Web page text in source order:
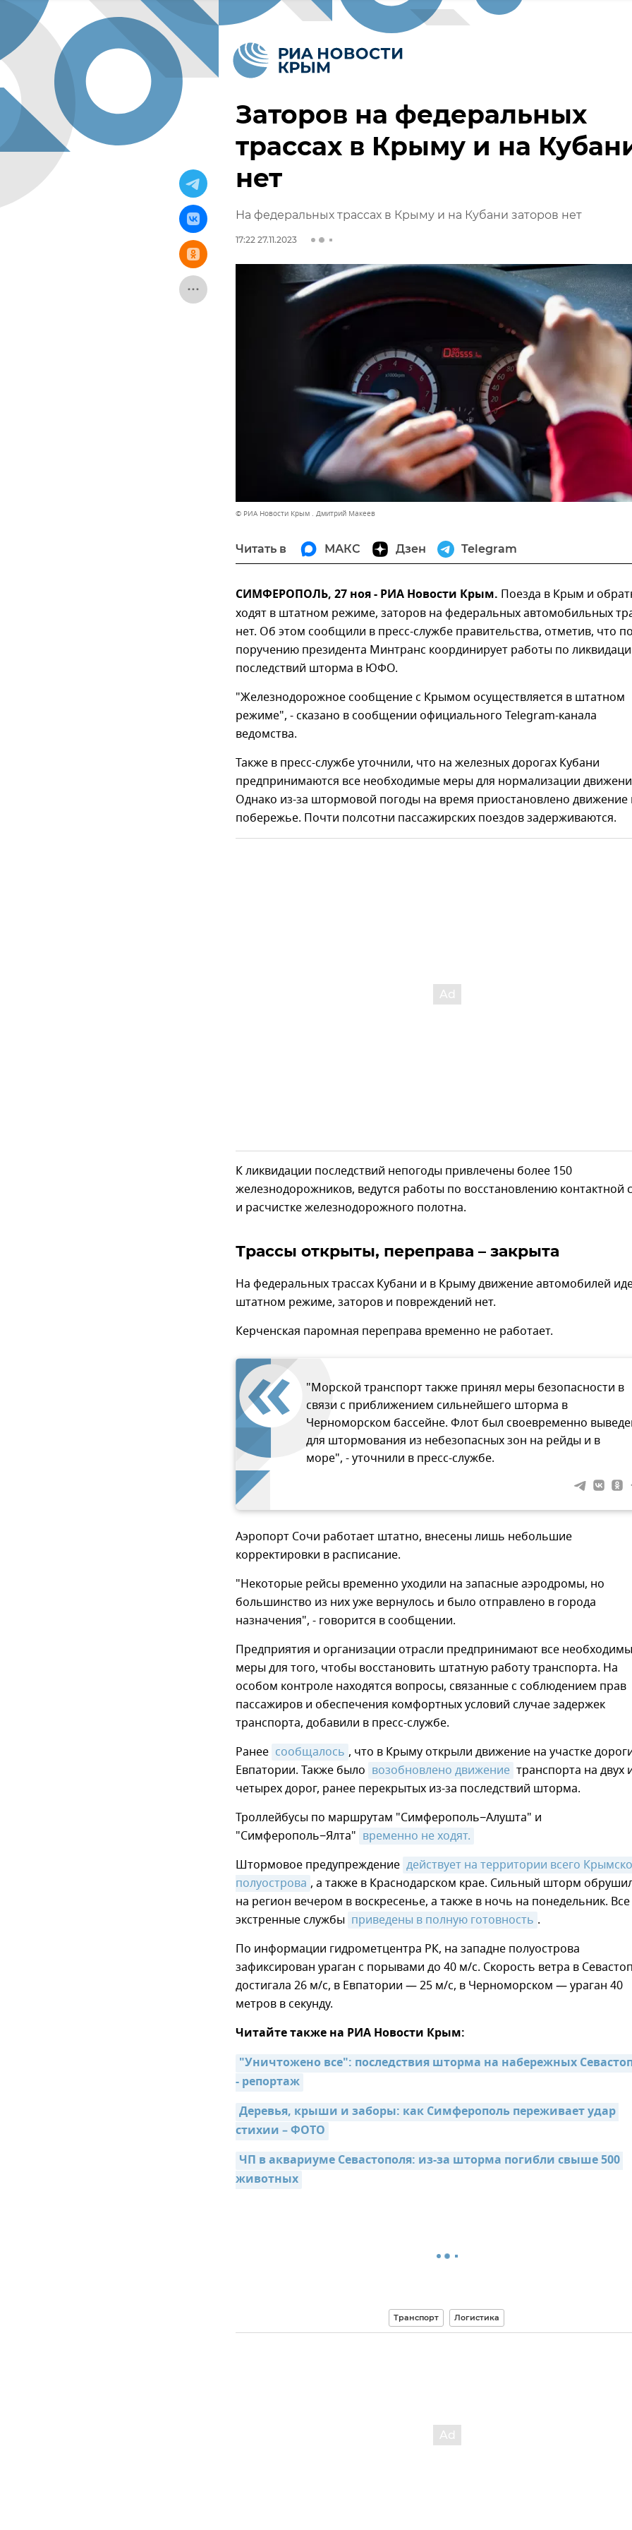
Заторов на федеральных
трассах в Крыму и на
нет
На федеральных трассах в Крыму и на Кубани заторов нет
17:22 27.11.2023
© РИА Новости Крым . Дмитрий Макеев
Читать в МАКС Дзен Telegram
СИМФЕРОПОЛЬ, 27 ноя - РИА Новости Крым. Поезда в Крым и
ходят в штатном режиме, заторов на федеральных автомобильных
нет. Об этом сообщили в пресс-службе правительства, отметив, что
поручению президента Минтранс координирует работы по
последствий шторма в ЮФО.
"Железнодорожное сообщение с Крымом осуществляется в штатном
режиме", - сказано в сообщении официального Telegram-канала
ведомства.
Также в пресс-службе уточнили, что на железных дорогах Кубани
предпринимаются все необходимые меры для нормализации
Однако из-за штормовой погоды на время приостановлено движение
побережье. Почти полсотни пассажирских поездов задерживаются.
К ликвидации последствий непогоды привлечены более 150
железнодорожников, ведутся работы по восстановлению контактной
и расчистке железнодорожного полотна.
Трассы открыты, переправа – закрыта
На федеральных трассах Кубани и в Крыму движение автомобилей
штатном режиме, заторов и повреждений нет.
Керченская паромная переправа временно не работает.
"Морской транспорт также принял меры безопасности в
связи с приближением сильнейшего шторма в
Черноморском бассейне. Флот был своевременно
для штормования из небезопасных зон на рейды и в
море", - уточнили в пресс-службе.
Аэропорт Сочи работает штатно, внесены лишь небольшие
корректировки в расписание.
"Некоторые рейсы временно уходили на запасные аэродромы, но
большинство из них уже вернулось и было отправлено в города
назначения", - говорится в сообщении.
Предприятия и организации отрасли предпринимают все
меры для того, чтобы восстановить штатную работу транспорта. На
особом контроле находятся вопросы, связанные с соблюдением прав
пассажиров и обеспечения комфортных условий случае задержек
транспорта, добавили в пресс-службе.
Ранее сообщалось , что в Крыму открыли движение на участке
Евпатории. Также было возобновлено движение транспорта на двух
четырех дорог, ранее перекрытых из-за последствий шторма.
Троллейбусы по маршрутам "Симферополь−Алушта" и
"Симферополь−Ялта" временно не ходят.
Штормовое предупреждение действует на территории всего
полуострова , а также в Краснодарском крае. Сильный шторм
на регион вечером в воскресенье, а также в ночь на понедельник. Все
экстренные службы приведены в полную готовность .
По информации гидрометцентра РК, на западне полуострова
зафиксирован ураган с порывами до 40 м/c. Скорость ветра в
достигала 26 м/с, в Евпатории — 25 м/с, в Черноморском — ураган 40
метров в секунду.
Читайте также на РИА Новости Крым:
"Уничтожено все": последствия шторма на набережных
- репортаж
Деревья, крыши и заборы: как Симферополь переживает удар
стихии – ФОТО
ЧП в аквариуме Севастополя: из-за шторма погибли свыше 500
животных
Транспорт Логистика